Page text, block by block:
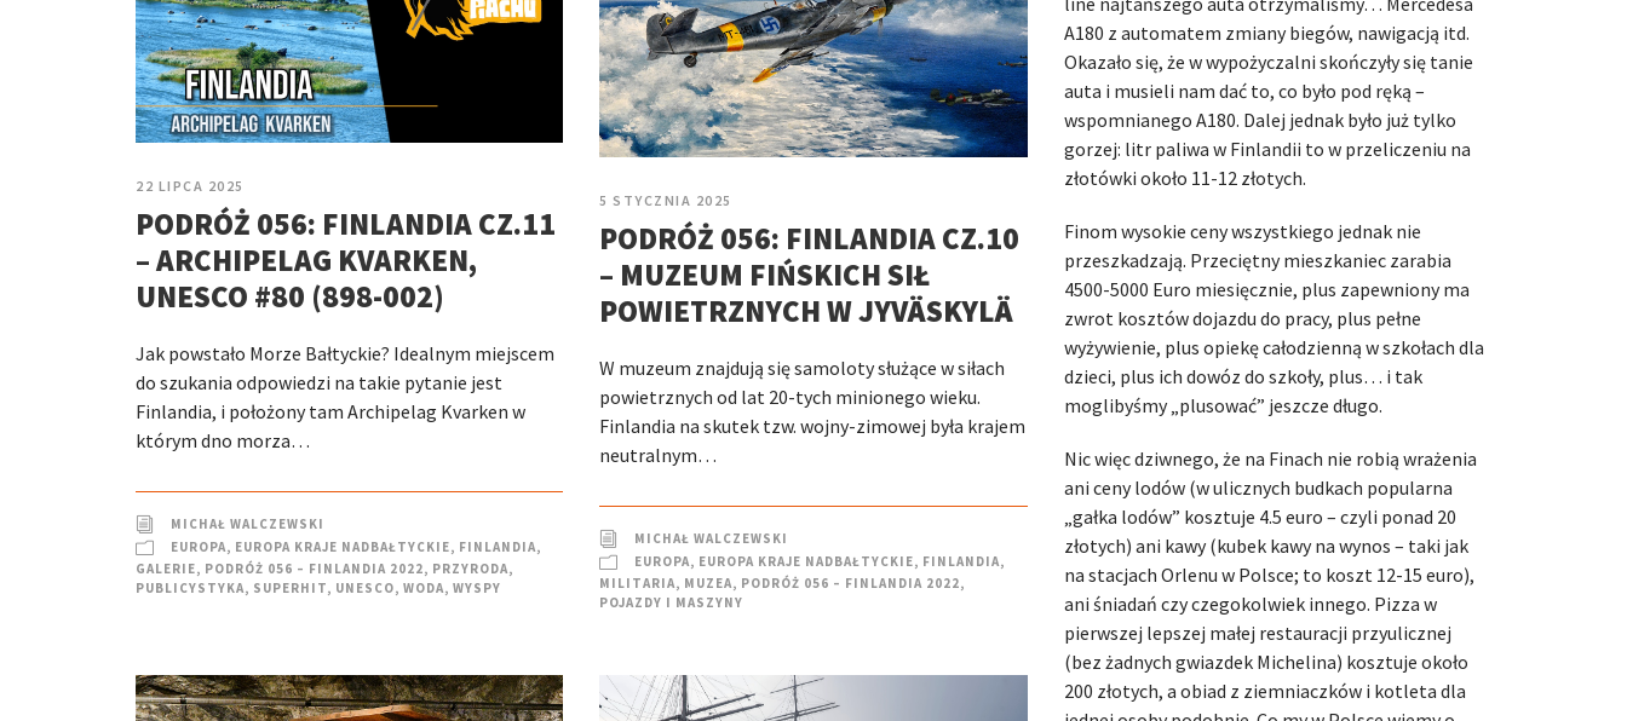
22 LIPCA 2025
PODRÓŻ 056: FINLANDIA CZ.11
– ARCHIPELAG KVARKEN,
UNESCO #80 (898-002)
Jak powstało Morze Bałtyckie? Idealnym miejscem
do szukania odpowiedzi na takie pytanie jest
Finlandia, i położony tam Archipelag Kvarken w
którym dno morza…
MICHAŁ WALCZEWSKI
EUROPA, EUROPA KRAJE NADBAŁTYCKIE, FINLANDIA,
GALERIE, PODRÓŻ 056 – FINLANDIA 2022, PRZYRODA,
PUBLICYSTYKA, SUPERHIT, UNESCO, WODA, WYSPY
5 STYCZNIA 2025
PODRÓŻ 056: FINLANDIA CZ.10
– MUZEUM FIŃSKICH SIŁ
POWIETRZNYCH W JYVÄSKYLÄ
W muzeum znajdują się samoloty służące w siłach
powietrznych od lat 20-tych minionego wieku.
Finlandia na skutek tzw. wojny-zimowej była krajem
neutralnym…
MICHAŁ WALCZEWSKI
EUROPA, EUROPA KRAJE NADBAŁTYCKIE, FINLANDIA,
MILITARIA, MUZEA, PODRÓŻ 056 – FINLANDIA 2022,
POJAZDY I MASZYNY
A180 z automatem zmiany biegów, nawigacją itd.
Okazało się, że w wypożyczalni skończyły się tanie
auta i musieli nam dać to, co było pod ręką –
wspomnianego A180. Dalej jednak było już tylko
gorzej: litr paliwa w Finlandii to w przeliczeniu na
złotówki około 11-12 złotych.
Finom wysokie ceny wszystkiego jednak nie
przeszkadzają. Przeciętny mieszkaniec zarabia
4500-5000 Euro miesięcznie, plus zapewniony ma
zwrot kosztów dojazdu do pracy, plus pełne
wyżywienie, plus opiekę całodzienną w szkołach dla
dzieci, plus ich dowóz do szkoły, plus… i tak
moglibyśmy „plusować” jeszcze długo.
Nic więc dziwnego, że na Finach nie robią wrażenia
ani ceny lodów (w ulicznych budkach popularna
„gałka lodów” kosztuje 4.5 euro – czyli ponad 20
złotych) ani kawy (kubek kawy na wynos – taki jak
na stacjach Orlenu w Polsce; to koszt 12-15 euro),
ani śniadań czy czegokolwiek innego. Pizza w
pierwszej lepszej małej restauracji przyulicznej
(bez żadnych gwiazdek Michelina) kosztuje około
200 złotych, a obiad z ziemniaczków i kotleta dla